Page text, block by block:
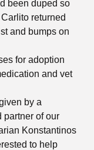
been duped so
returned
and bumps on
for adoption
and vet
by a
partner of our
Konstantinos
to help